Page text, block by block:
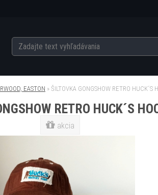
EASTON » ŠILTOVKA GONGSHOW RETRO HUCK´S
RETRO HUCK´S
akcia